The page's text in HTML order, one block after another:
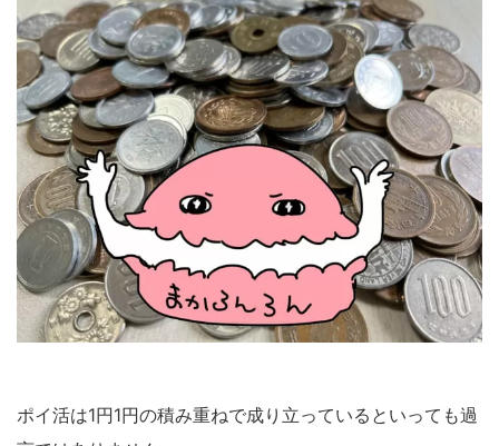
ポイ活は1円1円の積み重ねで成り立っているといっても過